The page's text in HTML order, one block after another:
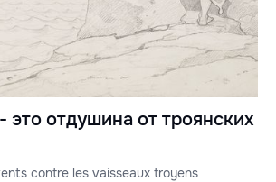
это отдушина от троянских
contre les vaisseaux troyens